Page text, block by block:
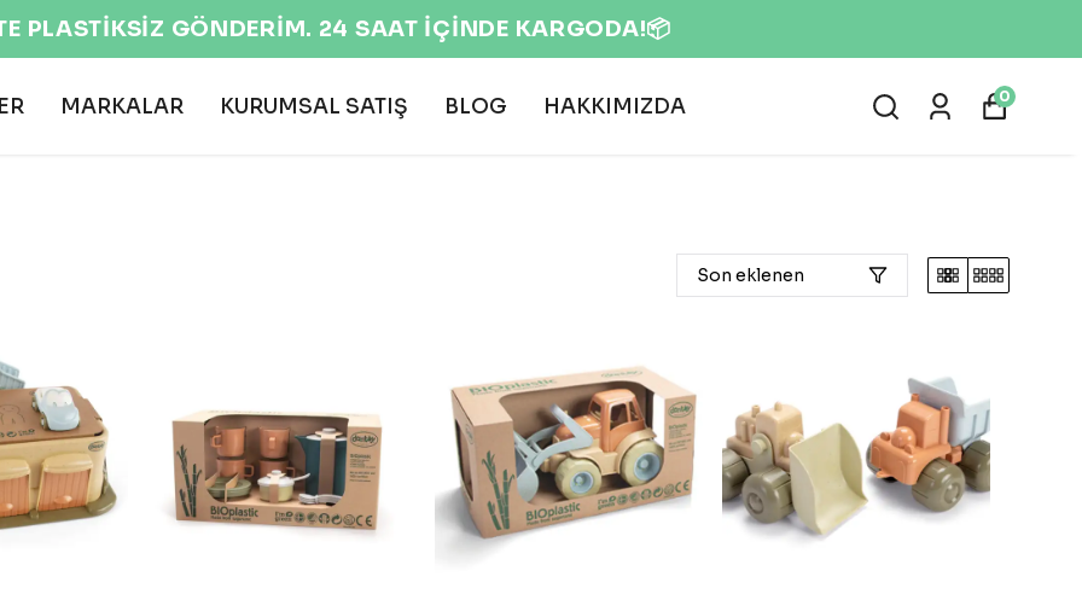
EKOLOJİK VE DOĞAL ÜRÜNLER 🌍
MARKALAR KURUMSAL SATIŞ BLOG HAKKIMIZDA 0
Son eklenen